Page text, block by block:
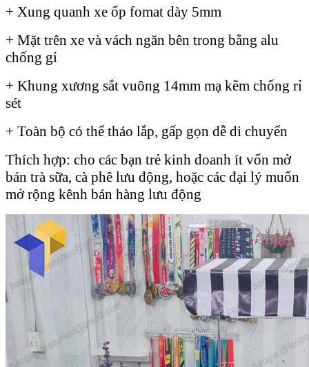
+ Xung quanh xe ốp fomat dày 5mm
+ Mặt trên xe và vách ngăn bên trong bằng alu
chống gỉ
+ Khung xương sắt vuông 14mm mạ kẽm chống rỉ
sét
+ Toàn bộ có thể tháo lắp, gấp gọn dễ di chuyển
Thích hợp: cho các bạn trẻ kinh doanh ít vốn mở
bán trà sữa, cà phê lưu động, hoặc các đại lý muốn
mở rộng kênh bán hàng lưu động